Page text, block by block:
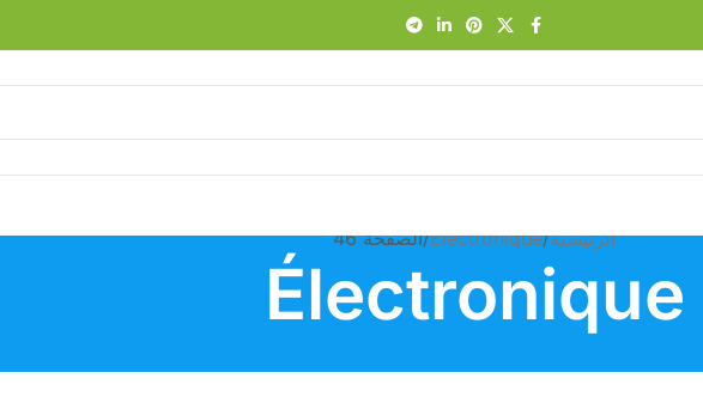
الرئيسية Électronique الصفحة 46
Électronique